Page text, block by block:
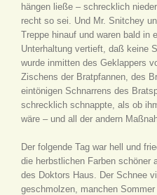
hängen ließe – schrecklich
recht so sei. Und Mr. Snitchey
Treppe hinauf und waren bald in
Unterhaltung vertieft, daß keine
wurde inmitten des Geklappers
Zischens der Bratpfannen, des
eintönigen Schnarrens des
schrecklich schnappte, als ob
wäre – und all der andern
Der folgende Tag war hell und
die herbstlichen Farben schöner
des Doktors Haus. Der Schnee
geschmolzen, manchen